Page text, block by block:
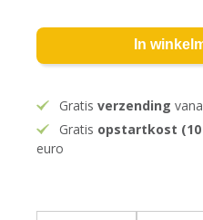
In
Gratisverzending
Gratis opstartkost (10
euro